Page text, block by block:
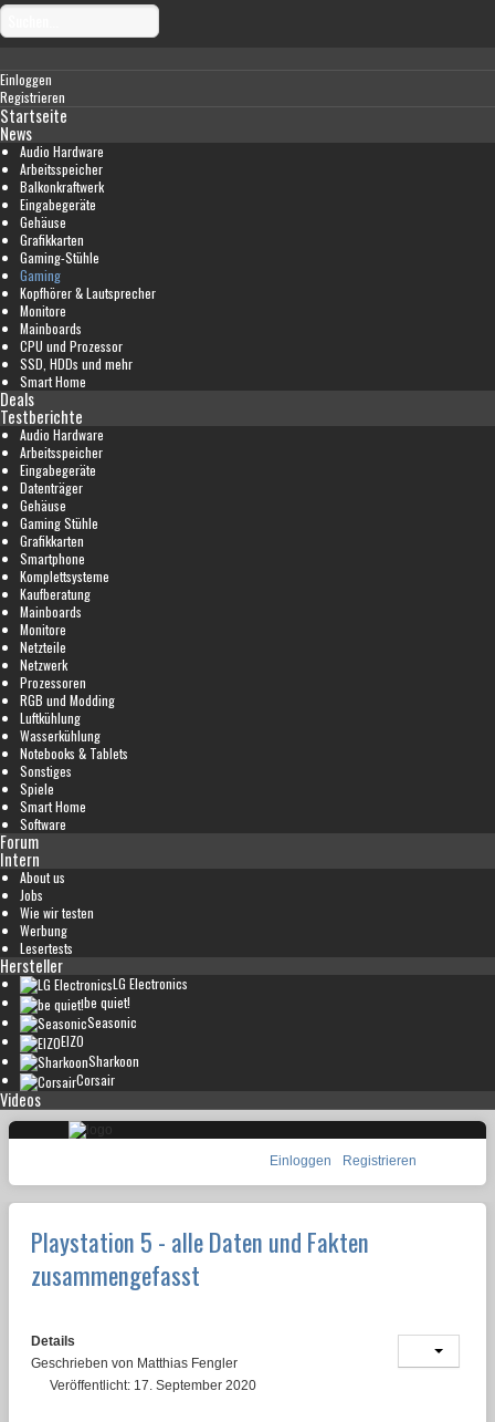
Einloggen
Registrieren
Startseite
News
Audio Hardware
Arbeitsspeicher
Balkonkraftwerk
Eingabegeräte
Gehäuse
Grafikkarten
Gaming-Stühle
Gaming
Kopfhörer & Lautsprecher
Monitore
Mainboards
CPU und Prozessor
SSD, HDDs und mehr
Smart Home
Deals
Testberichte
Audio Hardware
Arbeitsspeicher
Eingabegeräte
Datenträger
Gehäuse
Gaming Stühle
Grafikkarten
Smartphone
Komplettsysteme
Kaufberatung
Mainboards
Monitore
Netzteile
Netzwerk
Prozessoren
RGB und Modding
Luftkühlung
Wasserkühlung
Notebooks & Tablets
Sonstiges
Spiele
Smart Home
Software
Forum
Intern
About us
Jobs
Wie wir testen
Werbung
Lesertests
Hersteller
LG Electronics
be quiet!
Seasonic
EIZO
Sharkoon
Corsair
Videos
Einloggen Registrieren
Playstation 5 - alle Daten und Fakten
zusammengefasst
Details
Geschrieben von Matthias Fengler
Veröffentlicht: 17. September 2020